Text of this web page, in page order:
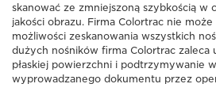
skanować ze zmniejszoną szybkością w
jakości obrazu. Firma Colortrac nie
możliwości zeskanowania wszystkich
dużych nośników firma Colortrac zaleca
płaskiej powierzchni i podtrzymywanie
wyprowadzanego dokumentu przez